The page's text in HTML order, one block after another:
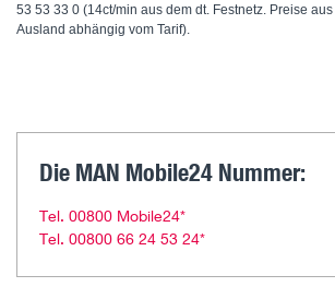
53 53 33 0 (14ct/min aus dem dt. Festnetz. Preise
Ausland abhängig vom Tarif).
Die MAN Mobile24 Nummer:
Tel. 00800 Mobile24*
Tel. 00800 66 24 53 24*